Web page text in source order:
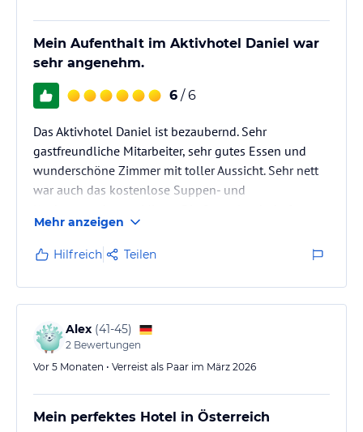
Mein Aufenthalt im Aktivhotel Daniel war
sehr angenehm.
6 / 6
Das Aktivhotel Daniel ist bezaubernd. Sehr
gastfreundliche Mitarbeiter, sehr gutes Essen und
wunderschöne Zimmer mit toller Aussicht. Sehr nett
war auch das kostenlose Suppen- und
bietet sehr viele Möglichkeiten der Entspannnung
nach einer Wanderung. Auch hier findet man eine
kleine Stärkung mit Nüssen, Tee und
Erfrischungsgetränken und Obst. Einfach schön und
erholsam! Wir möchten wieder kommen!
Mehr anzeigen
Hilfreich Teilen
Alex (41-45)
2 Bewertungen
Vor 5 Monaten • Verreist als Paar im März 2026
Mein perfektes Hotel in Österreich